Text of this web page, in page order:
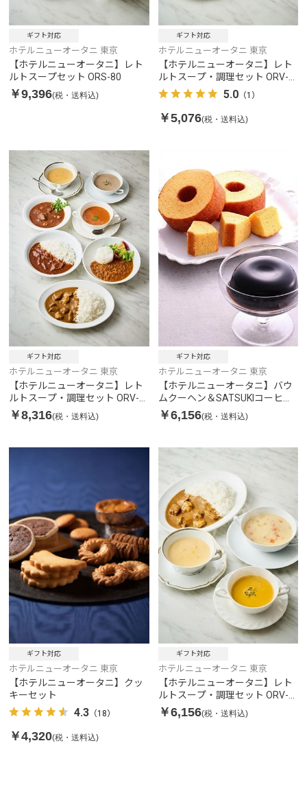
ギフト対応
ホテルニューオータニ 東京
【ホテルニューオータニ】レト
ルトスープセット ORS-80
￥9,396(税・送料込)
ギフト対応
ホテルニューオータニ 東京
【ホテルニューオータニ】レト
ルトスープ・調理セット ORV-
40
5.0（1）
￥5,076(税・送料込)
ギフト対応
ホテルニューオータニ 東京
【ホテルニューオータニ】レト
ルトスープ・調理セット ORV-
70
￥8,316(税・送料込)
ギフト対応
ホテルニューオータニ 東京
【ホテルニューオータニ】バウ
ムクーヘン＆SATSUKIコーヒー
ゼリー
￥6,156(税・送料込)
ギフト対応
ホテルニューオータニ 東京
【ホテルニューオータニ】クッ
キーセット
4.3 （18）
￥4,320(税・送料込)
ギフト対応
ホテルニューオータニ 東京
【ホテルニューオータニ】レト
ルトスープ・調理セット ORV-
50
￥6,156(税・送料込)